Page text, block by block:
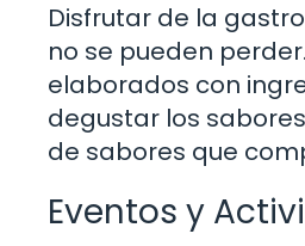
Disfrutar de la
no se pueden
elaborados con
degustar los
de sabores que
Eventos y